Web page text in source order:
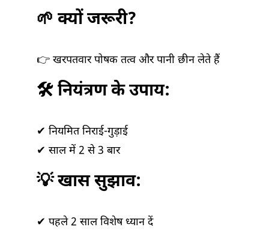
🌱 क्यों जरूरी?
👉 खरपतवार पोषक तत्व और पानी छीन लेते हैं
🛠️ नियंत्रण के उपाय:
✔ नियमित निराई-गुड़ाई
✔ साल में 2 से 3 बार
💡 खास सुझाव:
✔ पहले 2 साल विशेष ध्यान दें